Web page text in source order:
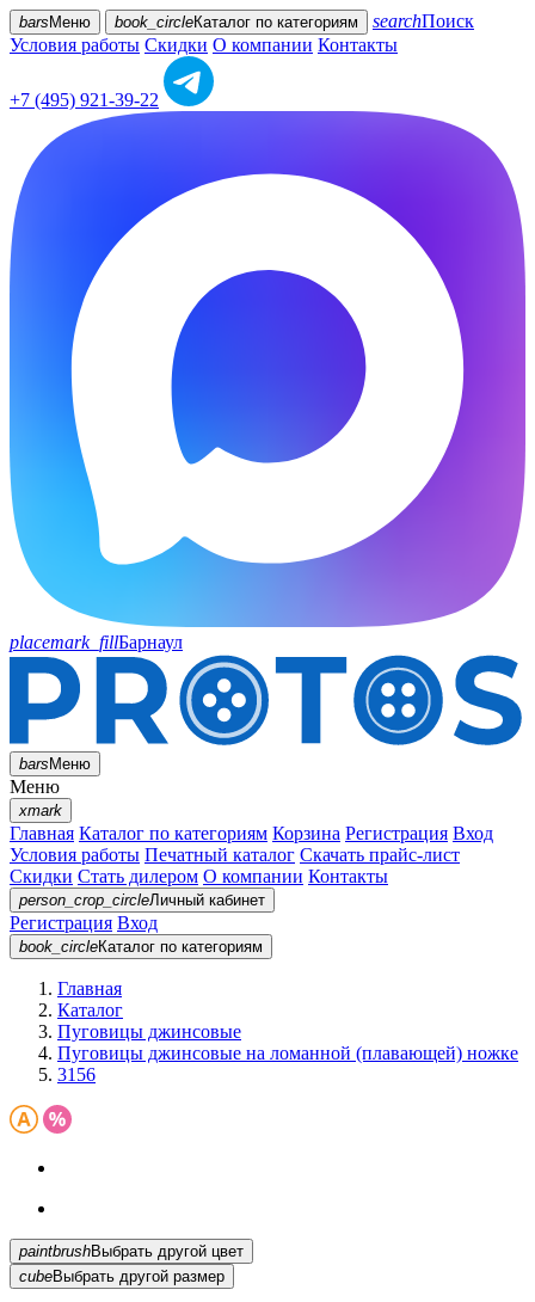
bars Меню book_circleКаталог по категориям searchПоиск
Условия работы Скидки О компании Контакты
+7 (495) 921-39-22
placemark_fillБарнаул
barsМеню
Меню
xmark
Главная Каталог по категориям Корзина Регистрация Вход
Условия работы Печатный каталог Скачать прайс-лист
Скидки Стать дилером О компании Контакты
person_crop_circleЛичный кабинет
Регистрация Вход
book_circleКаталог по категориям
Главная
Каталог
Пуговицы джинсовые
Пуговицы джинсовые на ломанной (плавающей) ножке
3156
paintbrush
Выбрать другой цвет
cubeВыбрать другой размер